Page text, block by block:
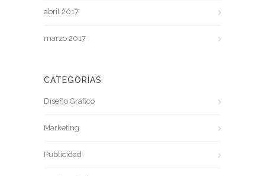
abril 2017
marzo 2017
CATEGORÍAS
Diseño Gráfico
Marketing
Publicidad